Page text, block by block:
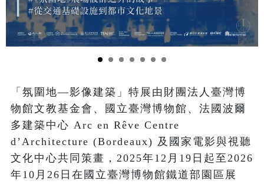
「氛圍地—影像建築」特展由財團法人臺灣博
物館文教基金會、國立臺灣博物館、法國波爾
多建築中心 Arc en Rêve Centre
d’Architecture (Bordeaux) 及國家電影與視聽
文化中心共同策畫，2025年12月19日起至2026
年10月26日在國立臺灣博物館鐵道部園區展